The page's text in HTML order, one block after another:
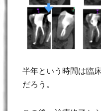
半年という時間は臨
だろう。